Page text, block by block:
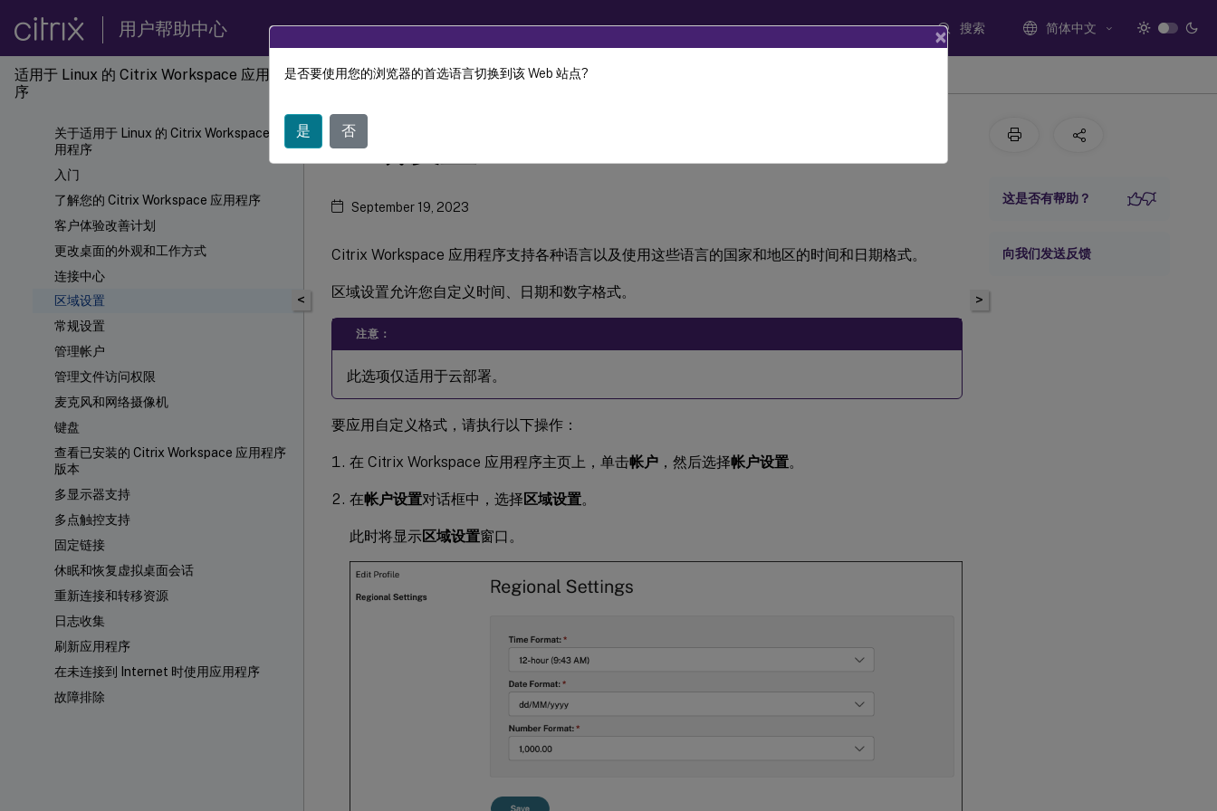
用户帮助中心 搜索 简体中文
适用于 Linux 的 Citrix Workspace 应用程
序
关于适用于 Linux 的 Citrix Workspace 应
用程序
入门
了解您的 Citrix Workspace 应用程序
客户体验改善计划
更改桌面的外观和工作方式
连接中心
区域设置
常规设置
管理帐户
管理文件访问权限
麦克风和网络摄像机
键盘
查看已安装的 Citrix Workspace 应用程序
版本
多显示器支持
多点触控支持
固定链接
休眠和恢复虚拟桌面会话
重新连接和转移资源
日志收集
刷新应用程序
在未连接到 Internet 时使用应用程序
故障排除
Citrix Workspace 应用程序 适用于 Linux 的 Citrix Workspace 应用程序
<
区域设置
September 19, 2023
Citrix Workspace 应用程序支持各种语言以及使用这些语言的国家和地区的时间和日期格式。
区域设置允许您自定义时间、日期和数字格式。
注意：
此选项仅适用于云部署。
要应用自定义格式，请执行以下操作：
在 Citrix Workspace 应用程序主页上，单击帐户 ，然后选择帐户设置。
在帐户设置对话框中，选择区域设置。
此时将显示区域设置窗口。
>
这是否有帮助？
向我们发送反馈
×
是否要使用您的浏览器的首选语言切换到该 Web 站点?
是 否